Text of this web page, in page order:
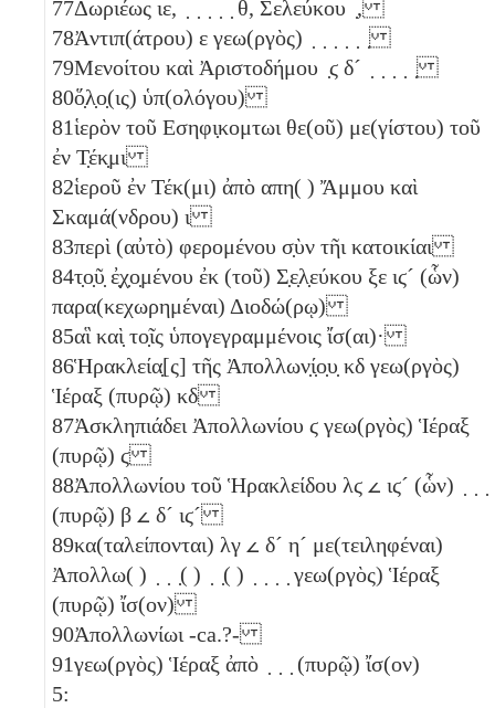
77Δωριέως ιε, ̣ ̣ ̣ ̣ ̣ θ, Σελεύκου ̣,
78Ἀντιπ(άτρου) ε γεω(ργὸς) ̣ ̣ ̣ ̣ ̣ ̣
79Μενοίτου καὶ Ἀριστοδήμου ̣ ϛ δ´ ̣ ̣ ̣ ̣ ̣
80ὅ̣λ̣ο̣(ις) ὑπ(ολόγου)
81ἱερὸν τοῦ Εσηφι̣κομτωι θε(οῦ) με(γίστου) τοῦ
ἐν Τ̣έκ̣μι
82ἱεροῦ ἐν Τέκ(μι) ἀπὸ απη( ) Ἄμμου καὶ
Σκαμά(νδρου) ι
83περὶ (αὐτὸ) φερομένου σ̣ὺν τῆι κατοικίαι
84τ̣ο̣ῦ̣ ἐ̣χ̣ο̣μένου ἐκ (τοῦ) Σ̣ε̣λ̣εύκου ξε ιϛ´ (ὧν)
παρα(κεχωρημέναι) Διοδώ(ρῳ)
85αἳ καὶ̣ το̣ῖς ὑπογεγραμμένοις ἴσ(αι)·
86Ἡρακλεία̣[ς] τῆς Ἀπολλων̣ί̣ο̣υ̣ κδ γεω(ργὸς)
Ἱέραξ (πυρῷ) κδ
87Ἀσκληπιάδει Ἀπολλωνίου ϛ γεω(ργὸς) Ἱέραξ
(πυρῷ) ϛ
88Ἀπολλωνίου τοῦ Ἡρακλείδου λϛ 𐅵 ιϛ´ (ὧν) ̣ ̣ ̣
(πυρῷ) β 𐅵 δ´ ιϛ´
89κα(ταλείπονται) λγ 𐅵 δ´ η´ με(τειληφέναι)
Ἀπολλω( ) ̣ ̣ ̣( ) ̣ ̣( ) ̣ ̣ ̣ ̣ γεω(ργὸς) Ἱέραξ
(πυρῷ) ἴσ(ον)
90Ἀπολλωνίωι -ca.?-
91γεω(ργὸς) Ἱέραξ ἀπὸ ̣ ̣ ̣ (πυρῷ) ἴσ(ον)
5: